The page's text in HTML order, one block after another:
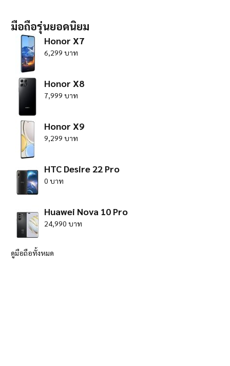
มือถือรุ่นยอดนิยม
Honor X7
6,299 บาท
Honor X8
7,999 บาท
Honor X9
9,299 บาท
HTC Desire 22 Pro
0 บาท
Huawei Nova 10 Pro
24,990 บาท
ดูมือถือทั้งหมด